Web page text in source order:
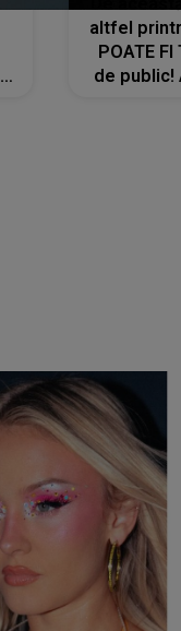
altfel
POATE FI
de public!